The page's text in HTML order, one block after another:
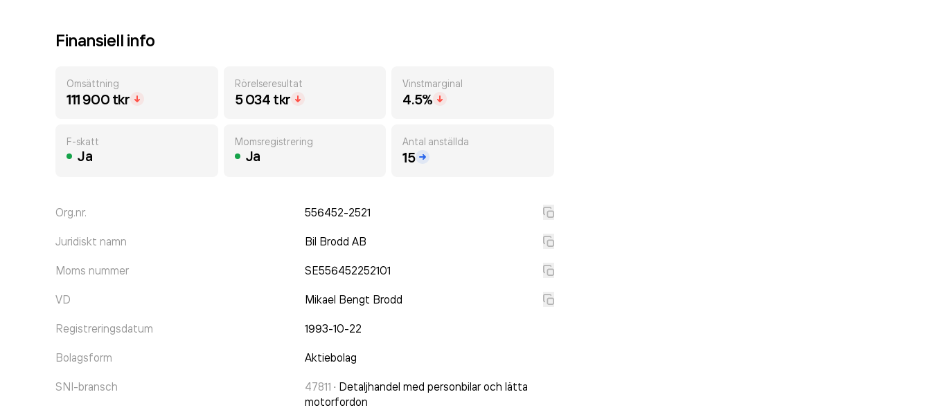
Finansiell info
Omsättning
111 900 tkr
Rörelseresultat
5 034 tkr
Vinstmarginal
4.5%
F-skatt
Ja
Momsregistrering
Ja
Antal anställda
15
Org.nr. 556452-2521
Juridiskt namn Bil Brodd AB
Moms nummer SE556452252101
VD Mikael Bengt Brodd
Registreringsdatum 1993-10-22
Bolagsform Aktiebolag
SNI-bransch 47811 · Detaljhandel med personbilar och lätta
motorfordon